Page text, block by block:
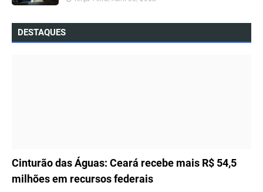
DESTAQUES
ÚLTIMAS NOTÍCIAS
Cinturão das Águas: Ceará recebe mais R$ 54,5
milhões em recursos federais